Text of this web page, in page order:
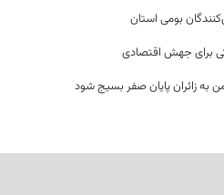
بومی استان
برای جهش اقتصادی
زائران پایان صفر بسیج شود